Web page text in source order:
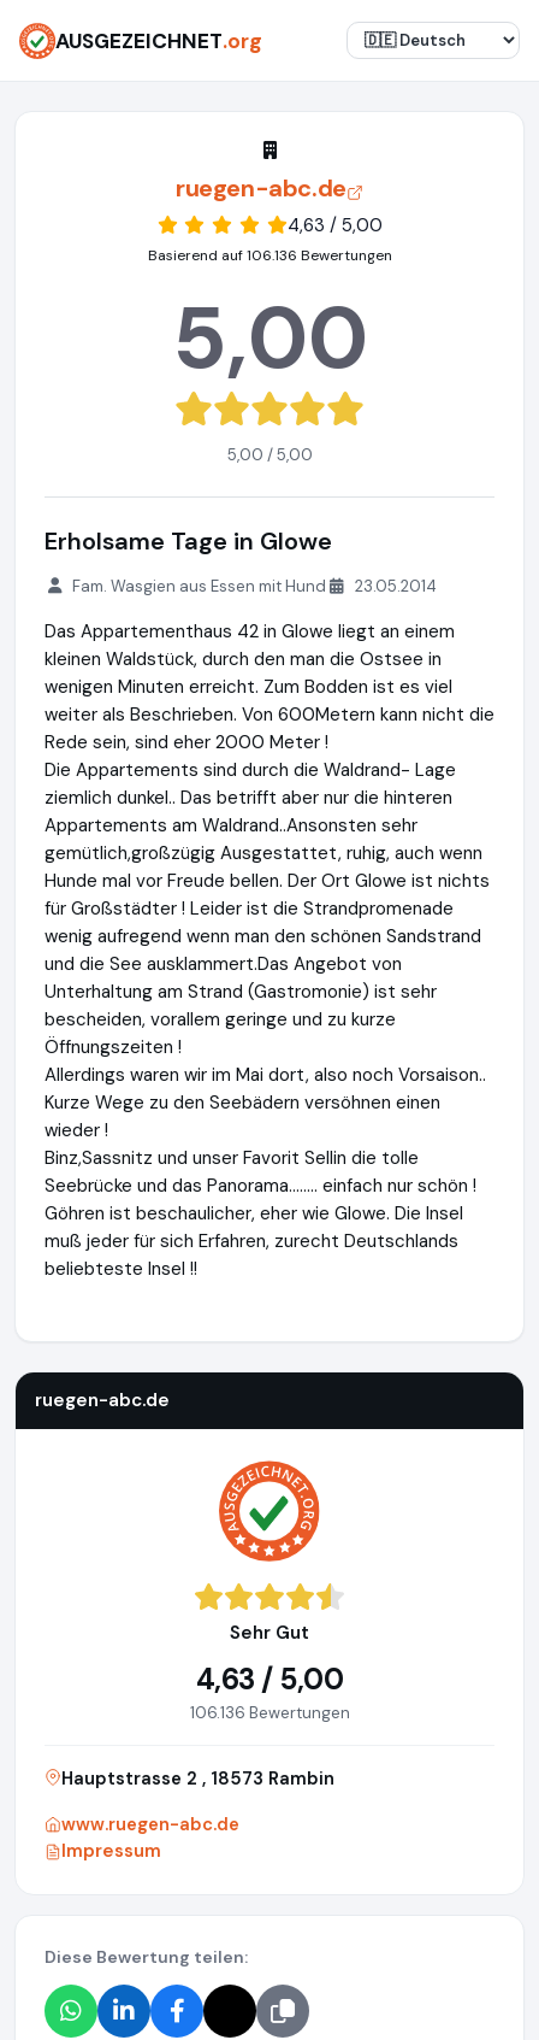
AUSGEZEICHNET.org
ruegen-abc.de
4,63 / 5,00
Basierend auf 106.136 Bewertungen
5,00
5,00 / 5,00
Erholsame Tage in Glowe
Fam. Wasgien aus Essen mit Hund 23.05.2014
Das Appartementhaus 42 in Glowe liegt an einem
kleinen Waldstück, durch den man die Ostsee in
wenigen Minuten erreicht. Zum Bodden ist es viel
weiter als Beschrieben. Von 600Metern kann nicht die
Rede sein, sind eher 2000 Meter !
Die Appartements sind durch die Waldrand- Lage
ziemlich dunkel.. Das betrifft aber nur die hinteren
Appartements am Waldrand..Ansonsten sehr
gemütlich,großzügig Ausgestattet, ruhig, auch wenn
Hunde mal vor Freude bellen. Der Ort Glowe ist nichts
für Großstädter ! Leider ist die Strandpromenade
wenig aufregend wenn man den schönen Sandstrand
und die See ausklammert.Das Angebot von
Unterhaltung am Strand (Gastromonie) ist sehr
bescheiden, vorallem geringe und zu kurze
Öffnungszeiten !
Allerdings waren wir im Mai dort, also noch Vorsaison..
Kurze Wege zu den Seebädern versöhnen einen
wieder !
Binz,Sassnitz und unser Favorit Sellin die tolle
Seebrücke und das Panorama........ einfach nur schön !
Göhren ist beschaulicher, eher wie Glowe. Die Insel
muß jeder für sich Erfahren, zurecht Deutschlands
beliebteste Insel !!
ruegen-abc.de
Sehr Gut
4,63 / 5,00
106.136 Bewertungen
Hauptstrasse 2 , 18573 Rambin
www.ruegen-abc.de
Impressum
Diese Bewertung teilen: